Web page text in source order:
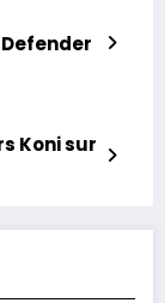
Defender
Koni sur